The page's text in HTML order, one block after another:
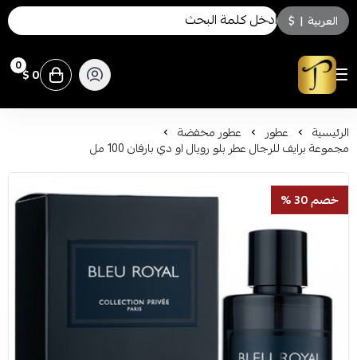
العربية |
$
توسكاني للعطور
0 0 $
الرئيسية عطور عطور مخفضة
مجموعة برايف للرجال عطر بلو رويال او دي بارفان 100 مل
خصم 30 %